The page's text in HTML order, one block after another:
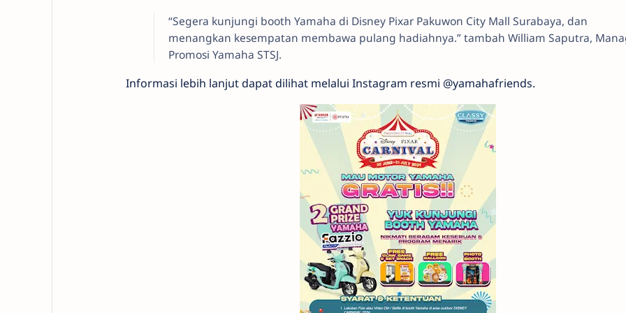
“Segera kunjungi booth Yamaha di Disney Pixar Pakuwon City Mall Surabaya, dan
menangkan kesempatan membawa pulang hadiahnya.” tambah William Saputra,
Promosi Yamaha STSJ.
Informasi lebih lanjut dapat dilihat melalui Instagram resmi @yamahafriends.